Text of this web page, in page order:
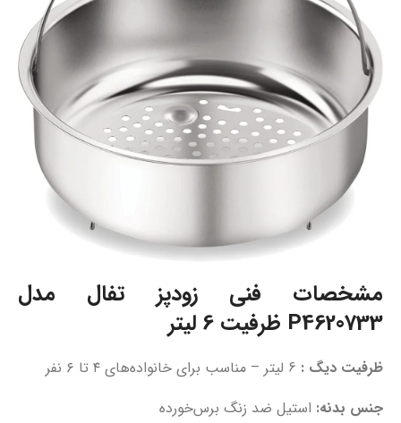
مشخصات فنی زودپز تفال مدل
P4620733 ظرفیت 6 لیتر
ظرفیت دیگ :
جنس بدنه: استیل ضد زنگ برس‌خورده